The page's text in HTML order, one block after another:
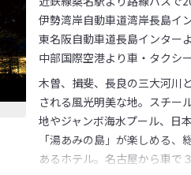
伊勢湾岸自動車道湾岸長島イ
東名阪自動車道長島インター
中部国際空港より車・タクシ
木曽、揖斐、長良の三大河川
される風光明美な地。スチー
地やジャンボ海水プール、日
「湯あみの島」が楽しめる
あるホテル。名古屋から車で